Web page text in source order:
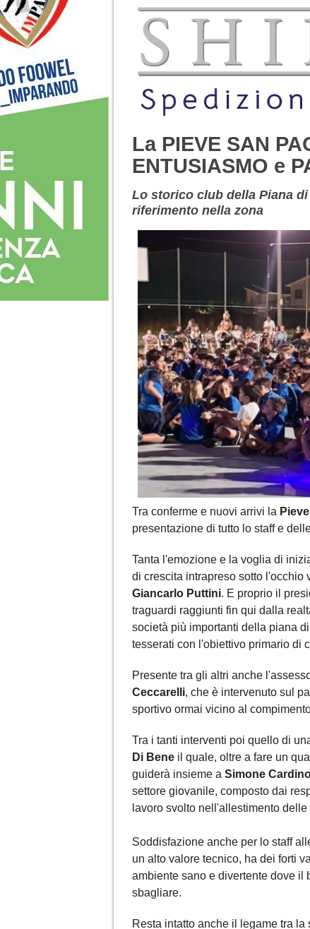
La PIEVE SAN
ENTUSIASMO e
Lo storico club della Piana
riferimento nella zona
Tra conferme e nuovi arrivi la
presentazione di tutto lo staff e
Tanta l'emozione e la voglia di
di crescita intrapreso sotto
Giancarlo Puttini. E proprio il
traguardi raggiunti fin qui dalla
società più importanti della piana
tesserati con l'obiettivo primario di
Presente tra gli altri anche
Ceccarelli, che è intervenuto sul
sportivo ormai vicino al
Tra i tanti interventi poi quello di
Di Bene il quale, oltre a fare un
guiderà insieme a Simone
settore giovanile, composto dai
lavoro svolto nell'allestimento
Soddisfazione anche per lo staff
un alto valore tecnico, ha dei forti
ambiente sano e divertente dove il
sbagliare.
Resta intatto anche il legame tra